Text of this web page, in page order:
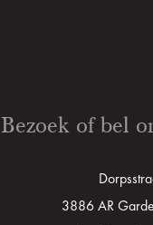
Bezoek of bel
3886 AR